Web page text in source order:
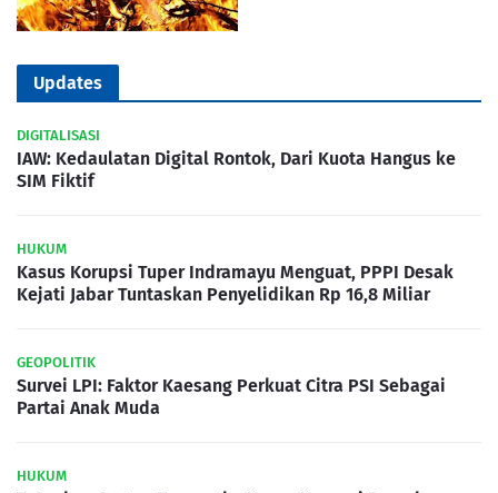
Updates
DIGITALISASI
IAW: Kedaulatan Digital Rontok, Dari Kuota Hangus ke
SIM Fiktif
HUKUM
Kasus Korupsi Tuper Indramayu Menguat, PPPI Desak
Kejati Jabar Tuntaskan Penyelidikan Rp 16,8 Miliar
GEOPOLITIK
Survei LPI: Faktor Kaesang Perkuat Citra PSI Sebagai
Partai Anak Muda
HUKUM